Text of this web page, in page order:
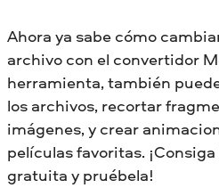
Ahora ya sabe cómo
archivo con el convertidor
herramienta, también
los archivos, recortar
imágenes, y crear
películas favoritas.
gratuita y pruébela!